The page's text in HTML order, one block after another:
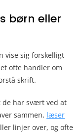
børn eller
vise sig forskelligt
ofte handler om
skrift.
de har svært ved at
sammen, læser
linjer over, og ofte